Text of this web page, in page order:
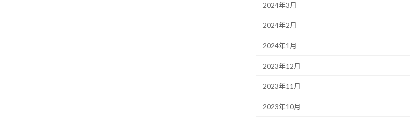
2024年3月
2024年2月
2024年1月
2023年12月
2023年11月
2023年10月